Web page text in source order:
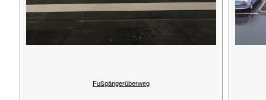
Fußgängerüberweg